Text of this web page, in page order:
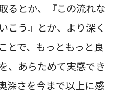
るとか、『この流れな
こう』とか、より深く
とで、もっともっと良
、あらためて実感でき
深さを今まで以上に感